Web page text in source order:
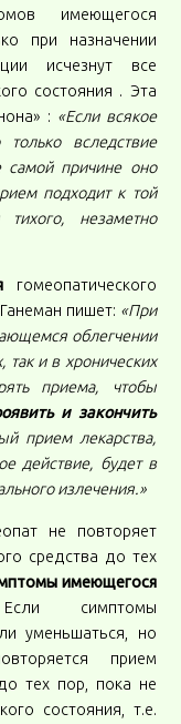
имеющегося
при назначении
исчезнут все
состояния . Эта
: «Если всякое
вследствие
самой причине оно
подходит к той
незаметно
гомеопатического
пишет: «При
облегчении
так и в хронических
приема, чтобы
и закончить
прием лекарства,
действие, будет в
излечения.»
не повторяет
средства до тех
имеющегося
симптомы
уменьшаться, но
прием
тех пор, пока не
состояния, т.е.